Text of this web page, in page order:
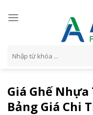
kiếm:
Giá Ghế Nhựa
Bảng Giá Chi